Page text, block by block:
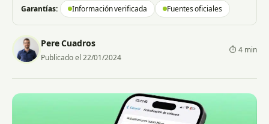
Garantías: Información verificada Fuentes oficiales
Pere Cuadros
Publicado el 22/01/2024
⏱ 4 min